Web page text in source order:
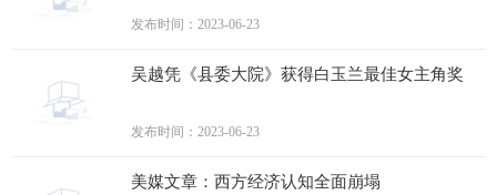
发布时间：2023-06-23
吴越凭《县委大院》获得白玉兰最佳女主角奖
发布时间：2023-06-23
美媒文章：西方经济认知全面崩塌